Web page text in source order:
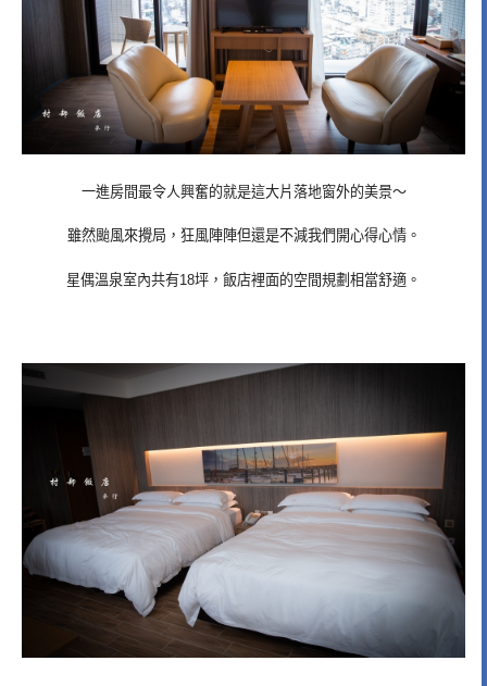
一進房間最令人興奮的就是這大片落地窗外的美景～
雖然颱風來攪局，狂風陣陣但還是不減我們開心得心情。
星偶溫泉室內共有18坪，飯店裡面的空間規劃相當舒適。